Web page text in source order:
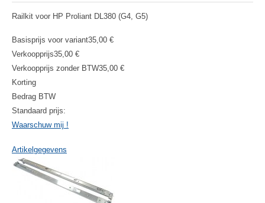
Railkit voor HP Proliant DL380 (G4, G5)
Basisprijs voor variant35,00 €
Verkoopprijs35,00 €
Verkoopprijs zonder BTW35,00 €
Korting
Bedrag BTW
Standaard prijs:
Waarschuw mij !
Artikelgegevens